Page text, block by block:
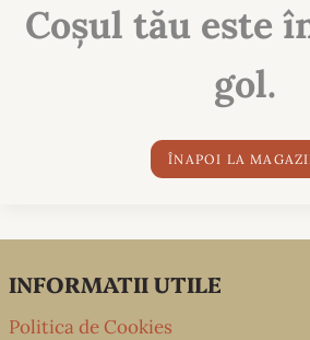
Coșul tău este
gol.
ÎNAPOI LA
INFORMATII UTILE
Politica de Cookies